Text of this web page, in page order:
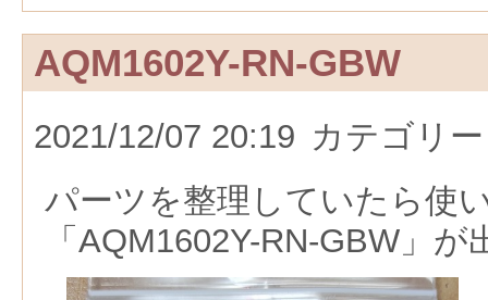
AQM1602Y-RN-GBW
2021/12/07 20:19 カテゴリ
パーツを整理していたら使
「AQM1602Y-RN-GBW」が